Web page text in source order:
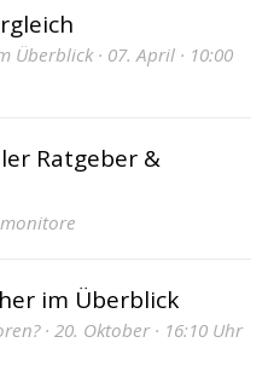
· 07. April · 10:00
Ratgeber &
im Überblick
· 20. Oktober · 16:10 Uhr